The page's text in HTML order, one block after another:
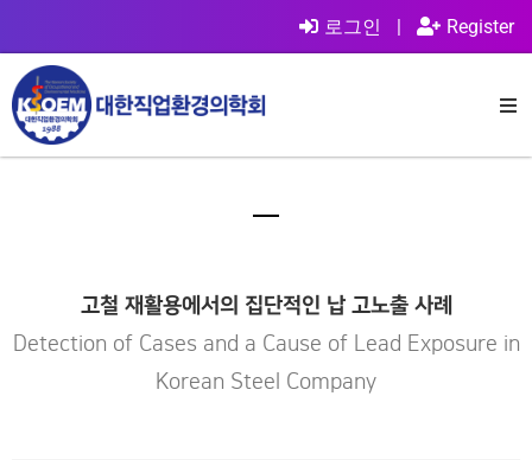
로그인 | Register
고철 재활용에서의 집단적인 납 고노출 사례
Detection of Cases and a Cause of Lead Exposure in
Korean Steel Company